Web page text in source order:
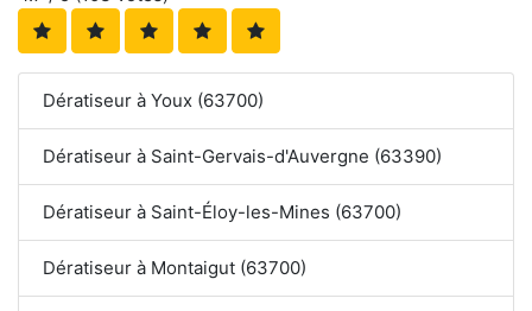
Dératiseur à Youx (63700)
Dératiseur à Saint-Gervais-d'Auvergne (63390)
Dératiseur à Saint-Éloy-les-Mines (63700)
Dératiseur à Montaigut (63700)